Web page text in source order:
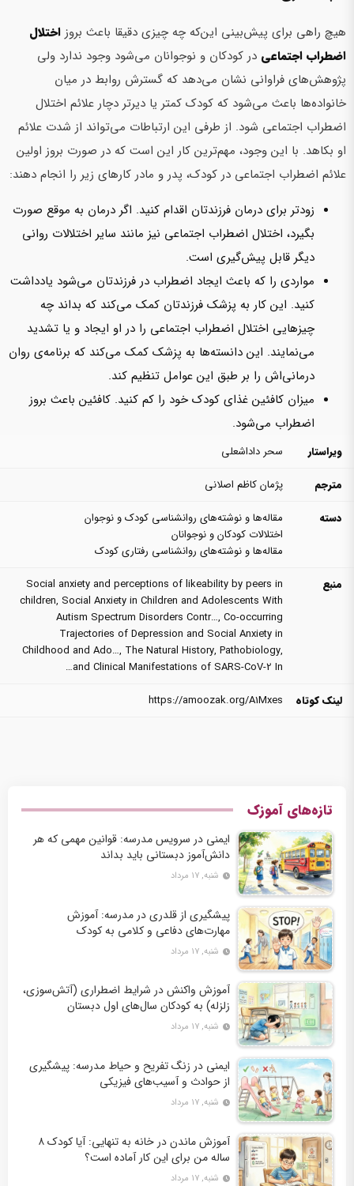
هیچ راهی برای پیش‌بینی این‌که چه چیزی دقیقا باعث بروز اختلال
اضطراب اجتماعی در کودکان و نوجوانان‌ می‌شود وجود ندارد ولی
پژوهش‌های فراوانی نشان‌ می‌دهد که گسترش روابط در میان
خانواده‌ها باعث‌ می‌شود که کودک کمتر یا دیرتر دچار علائم اختلال
اضطراب اجتماعی شود. از طرفی این ارتباطات‌ می‌تواند از شدت علائم
او‌ بکاهد. با این وجود، مهم‌ترین کار این است که در صورت بروز اولین
علائم اضطراب اجتماعی در کودک، پدر و مادر‌ کارهای زیر را انجام دهند:
زودتر برای درمان فرزندتان اقدام کنید. اگر درمان به موقع صورت
بگیرد، اختلال اضطراب اجتماعی نیز مانند سایر اختلالات روانی
دیگر قابل پیش‌‌گیری است.
مواردی‌ را که باعث ایجاد اضطراب در فرزندتان‌ می‌شود یادداشت
کنید. این کار به پزشک فرزندتان کمک‌ می‌کند که بداند چه
چیزهایی اختلال اضطراب اجتماعی را در او ایجاد و یا تشدید‌
می‌نمایند. این دانسته‌ها به پزشک کمک‌ می‌کند که برنامه‌ی روان
درمانی‌اش را بر طبق این عوامل تنظیم کند.
میزان کافئین غذای کودک خود را کم کنید.‌‌ کافئین باعث بروز
اضطراب‌ می‌شود.
ویراستار
سحر داداشعلی
مترجم
پژمان کاظم اصلانی
دسته
مقاله‌ها و نوشته‌های روانشناسی کودک و نوجوان
اختلالات کودکان و نوجوانان
مقاله‌ها و نوشته‌های روانشناسی رفتاری کودک
منبع
Social anxiety and perceptions of likeability by peers in
children, Social Anxiety in Children and Adolescents With
Autism Spectrum Disorders Contr…, Co-occurring
Trajectories of Depression and Social Anxiety in
Childhood and Ado…, The Natural History, Pathobiology,
and Clinical Manifestations of SARS-CoV-2 In…
لینک کوتاه
https://amoozak.org/A1Mxes
تازه‌های آموزک
ایمنی در سرویس مدرسه: قوانین مهمی که هر
دانش‌آموز دبستانی باید بداند
شنبه, ۱۷ مرداد
پیشگیری از قلدری در مدرسه: آموزش
مهارت‌های دفاعی و کلامی به کودک
شنبه, ۱۷ مرداد
آموزش واکنش در شرایط اضطراری (آتش‌سوزی،
زلزله) به کودکان سال‌های اول دبستان
شنبه, ۱۷ مرداد
ایمنی در زنگ تفریح و حیاط مدرسه: پیشگیری
از حوادث و آسیب‌های فیزیکی
شنبه, ۱۷ مرداد
آموزش ماندن در خانه به تنهایی: آیا کودک ۸
ساله من برای این کار آماده است؟
شنبه, ۱۷ مرداد